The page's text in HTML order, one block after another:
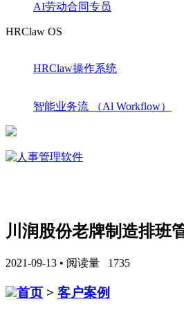
AI劳动合同专员
HRClaw OS
HRClaw操作系统
智能业务流 （Al Workflow）
川润股份老牌制造排班
2021-09-13 • 阅读量 1735
首页 > 客户案例